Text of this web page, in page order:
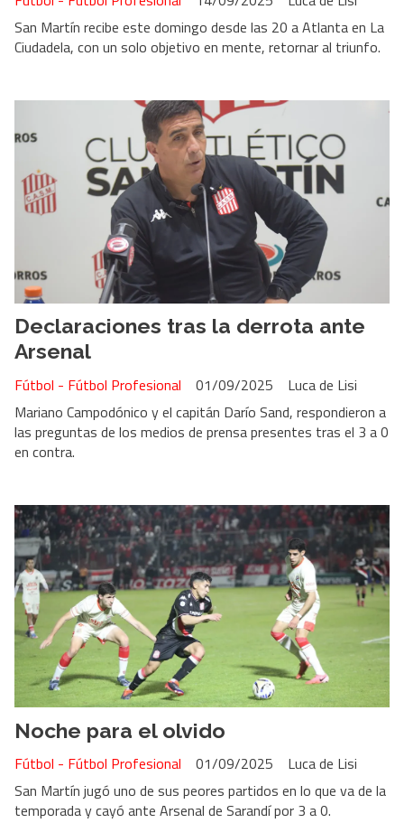
San Martín recibe este domingo desde las 20 a Atlanta en La
Ciudadela, con un solo objetivo en mente, retornar al triunfo.
Declaraciones tras la derrota ante
Arsenal
Luca de Lisi
Fútbol - Fútbol Profesional
01/09/2025
Mariano Campodónico y el capitán Darío Sand, respondieron a
las preguntas de los medios de prensa presentes tras el 3 a 0
en contra.
Noche para el olvido
Luca de Lisi
Fútbol - Fútbol Profesional
01/09/2025
San Martín jugó uno de sus peores partidos en lo que va de la
temporada y cayó ante Arsenal de Sarandí por 3 a 0.